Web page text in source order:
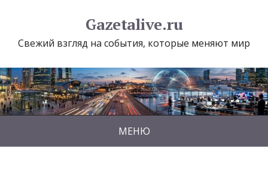
Gazetalive.ru
Свежий взгляд на события, которые меняют мир
МЕНЮ